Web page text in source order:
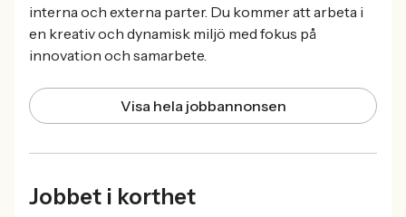
interna och externa parter. Du kommer att arbeta i
en kreativ och dynamisk miljö med fokus på
innovation och samarbete.
Visa hela jobbannonsen
Jobbet i korthet